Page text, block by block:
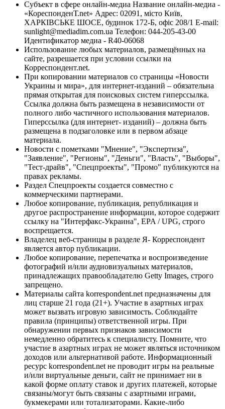
Субъект в сфере онлайн-медиа Название онлайн-медиа -
«КореспонденТ.net» Адрес: 02091, місто Київ,
ХАРКІВСЬКЕ ШОСЕ, будинок 172-Б, офіс 208/1 E-mail:
sunlight@mediadim.com.ua Телефон: 044-205-43-00
Идентификатор медиа - R40-06068
Использование любых материалов, размещённых на
сайте, разрешается при условии ссылки на
Корреспондент.net.
При копировании материалов со страницы «Новости
Украины и мира», для интернет-изданий – обязательна
прямая открытая для поисковых систем гиперссылка.
Ссылка должна быть размещена в независимости от
полного либо частичного использования материалов.
Гиперссылка (для интернет- изданий) – должна быть
размещена в подзаголовке или в первом абзаце
материала.
Новости с пометками "Мнение", "Экспертиза",
"Заявление", "Регионы", "Деньги", "Власть", "Выборы",
"Тест-драйв", "Спецпроекты", "Промо" публикуются на
правах рекламы.
Раздел Спецпроекты создается совместно с
коммерческими партнерами.
Любое копирование, публикация, републикация и
другое распространение информации, которое содержит
ссылку на "Интерфакс-Украина", EPA / UPG, строго
воспрещается.
Владелец веб-страницы в разделе Я- Корреспондент
является автор публикации.
Любое копирование, перепечатка и воспроизведение
фотографий и/или аудиовизуальных материалов,
принадлежащих правообладателю Getty Images, строго
запрещено.
Материалы сайта korrespondent.net предназначены для
лиц старше 21 года (21+). Участие в азартных играх
может вызвать игровую зависимость. Соблюдайте
правила (принципы) ответственной игры. При
обнаружении первых признаков зависимости
немедленно обратитесь к специалисту. Помните, что
участие в азартных играх не может являться источником
доходов или альтернативой работе. Информационный
ресурс korrespondent.net не проводит игры на реальные
и/или виртуальные деньги, сайт не принимает ни в
какой форме оплату ставок и других платежей, которые
связаны/могут быть связаны с азартными играми,
букмекерами или тотализаторами. Какие-либо